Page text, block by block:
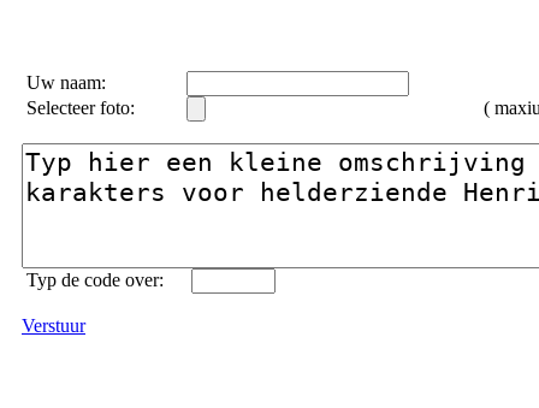
Uw naam:
Selecteer foto:
(
Typ de code over:
Verstuur